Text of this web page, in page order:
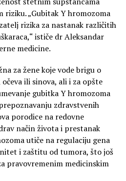
riziku. „Gubitak Y hromozoma
rizika za nastanak različitih
ističe dr Aleksandar
medicine.
za žene koje vode brigu o
ili sinova, ali i za opšte
gubitka Y hromozoma
zdravstvenih
porodice na redovne
način života i prestanak
utiče na regulaciju gena
i zaštitu od tumora, što još
pravovremenim medicinskim